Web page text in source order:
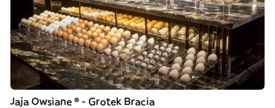
Jaja Owsiane ® - Grotek Bracia